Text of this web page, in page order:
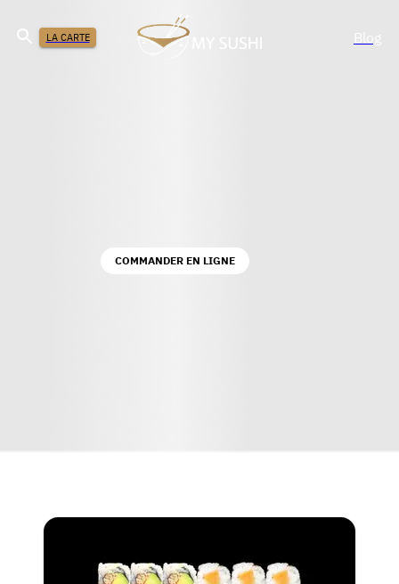
LA CARTE Blog
COMMANDER EN LIGNE